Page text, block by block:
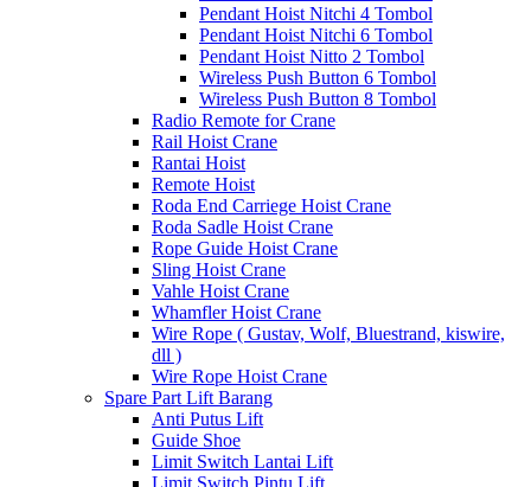
Pendant Hoist Nitchi 4 Tombol
Pendant Hoist Nitchi 6 Tombol
Pendant Hoist Nitto 2 Tombol
Wireless Push Button 6 Tombol
Wireless Push Button 8 Tombol
Radio Remote for Crane
Rail Hoist Crane
Rantai Hoist
Remote Hoist
Roda End Carriege Hoist Crane
Roda Sadle Hoist Crane
Rope Guide Hoist Crane
Sling Hoist Crane
Vahle Hoist Crane
Whamfler Hoist Crane
Wire Rope ( Gustav, Wolf, Bluestrand, kiswire,
dll )
Wire Rope Hoist Crane
Spare Part Lift Barang
Anti Putus Lift
Guide Shoe
Limit Switch Lantai Lift